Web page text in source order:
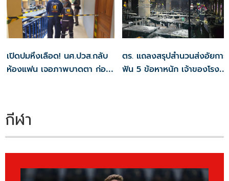
เปิดปมหึงเลือด! นศ.ปวส.กลับ
ห้องแฟน เจอภาพบาดตา ก่อน
ตร. แถลงสรุปสำนวนส่งอัยการ
ฟัน 5 ข้อหาหนัก เจ้าของโรง
กีฬา